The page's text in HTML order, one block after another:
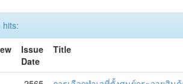
hits:
Issue
Date
Title